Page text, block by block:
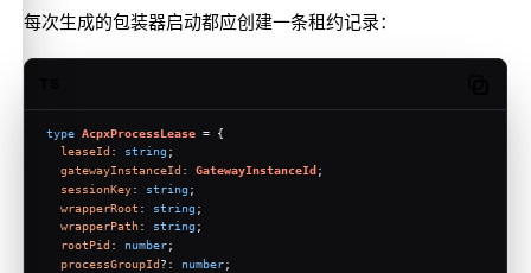
每次生成的包装器启动都应创建一条租约记录：
type AcpxProcessLease = {
leaseId : string ;
gatewayInstanceId : GatewayInstanceId;
sessionKey: string ;
wrapperRoot : string ;
wrapperPath: string ;
rootPid : number;
processGroupId?: number;